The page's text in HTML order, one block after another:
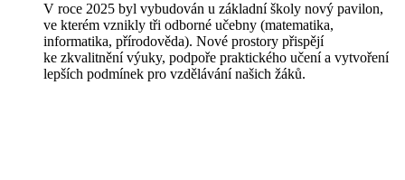
V roce 2025 byl vybudován u základní školy nový pavilon,
ve kterém vznikly tři odborné učebny (matematika,
informatika, přírodověda). Nové prostory přispějí
ke zkvalitnění výuky, podpoře praktického učení a vytvoření
lepších podmínek pro vzdělávání našich žáků.